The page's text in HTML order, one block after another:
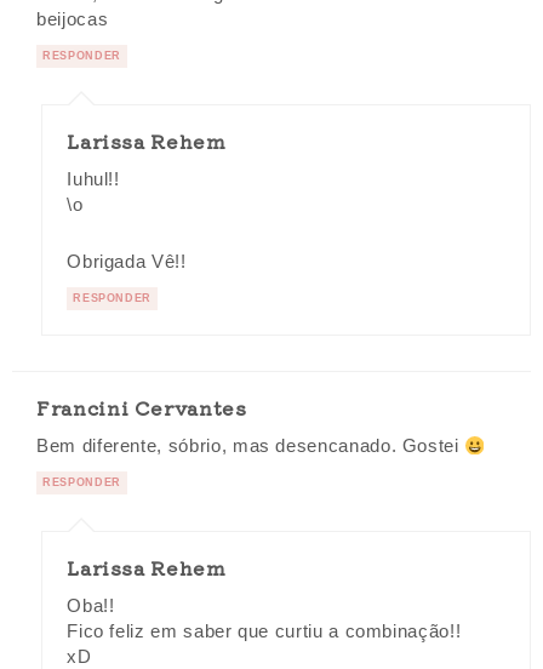
beijocas
RESPONDER
Larissa Rehem
Iuhul!!
\o
Obrigada Vê!!
RESPONDER
Francini Cervantes
Bem diferente, sóbrio, mas desencanado. Gostei
RESPONDER
Larissa Rehem
Oba!!
Fico feliz em saber que curtiu a combinação!!
xD